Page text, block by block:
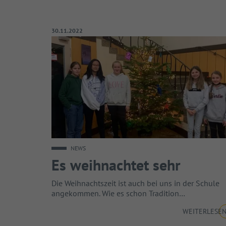
Veröffentlicht am:
30.11.2022
Es weihnachtet sehr
NEWS
Die Weihnachtszeit ist auch bei uns in der Schule
angekommen. Wie es schon Tradition…
WEITERLESEN